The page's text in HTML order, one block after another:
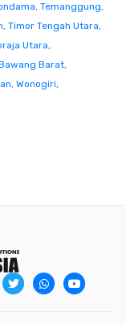
, Temanggung,
, Timor Tengah Utara,
Utara,
Barat,
, Wonogiri,